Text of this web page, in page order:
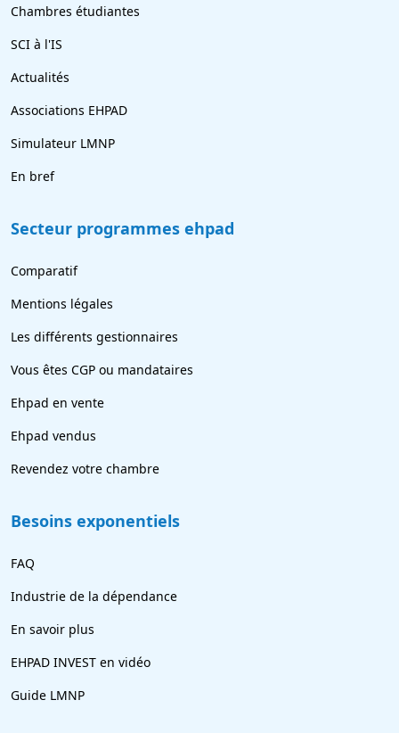
Chambres étudiantes
SCI à l'IS
Actualités
Associations EHPAD
Simulateur LMNP
En bref
Secteur programmes ehpad
Comparatif
Mentions légales
Les différents gestionnaires
Vous êtes CGP ou mandataires
Ehpad en vente
Ehpad vendus
Revendez votre chambre
Besoins exponentiels
FAQ
Industrie de la dépendance
En savoir plus
EHPAD INVEST en vidéo
Guide LMNP